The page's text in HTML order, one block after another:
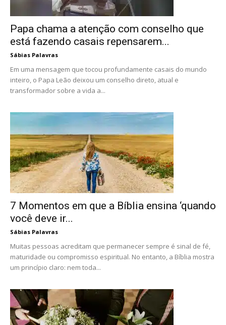
Papa chama a atenção com conselho que
está fazendo casais repensarem...
Sábias Palavras
Em uma mensagem que tocou profundamente casais do mundo
inteiro, o Papa Leão deixou um conselho direto, atual e
transformador sobre a vida a...
7 Momentos em que a Bíblia ensina ‘quando
você deve ir...
Sábias Palavras
Muitas pessoas acreditam que permanecer sempre é sinal de fé,
maturidade ou compromisso espiritual. No entanto, a Bíblia mostra
um princípio claro: nem toda...